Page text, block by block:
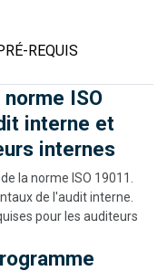
REQUIS
ISO
interne et
internes
la norme ISO 19011.
de l'audit interne.
pour les auditeurs